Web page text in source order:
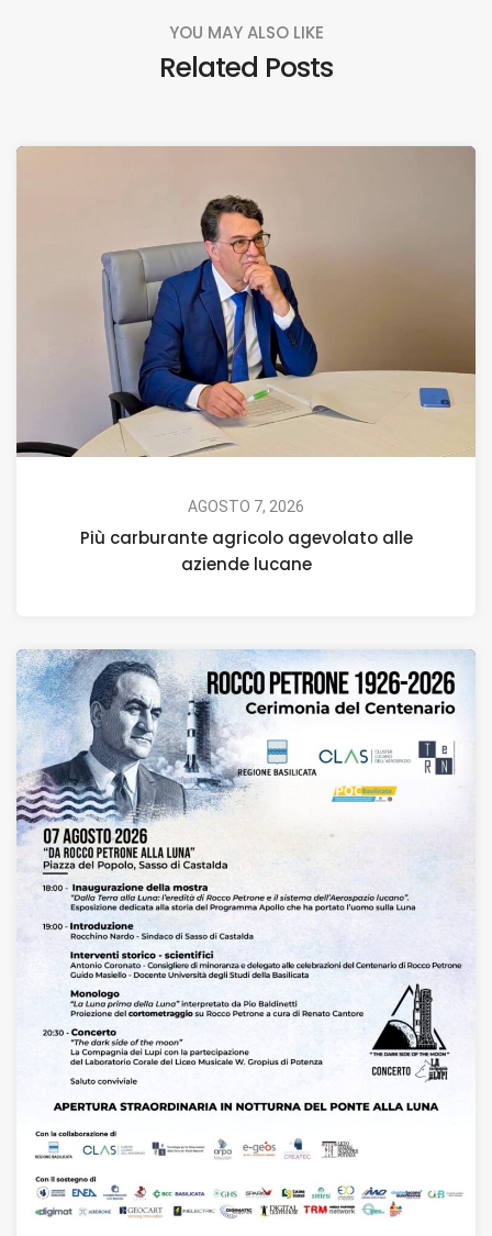
YOU MAY ALSO LIKE
Related Posts
AGOSTO 7, 2026
Più carburante agricolo agevolato alle
aziende lucane